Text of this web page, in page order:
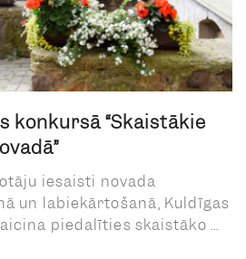
konkursā “Skaistākie
iesaisti novada
un labiekārtošanā, Kuldīgas
piedalīties skaistāko ...